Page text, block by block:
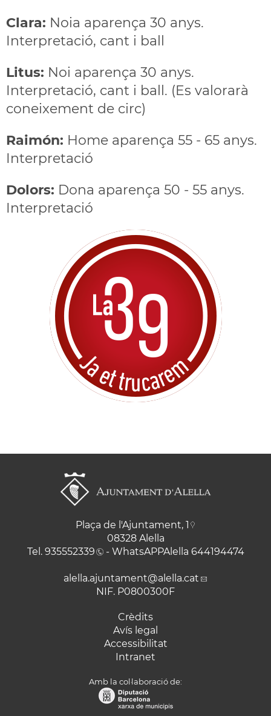
Clara: Noia aparença 30 anys.
Interpretació, cant i ball
Litus: Noi aparença 30 anys.
Interpretació, cant i ball. (Es valorarà
coneixement de circ)
Raimón: Home aparença 55 - 65 anys.
Interpretació
Dolors: Dona aparença 50 - 55 anys.
Interpretació
Plaça de l'Ajuntament, 1
08328 Alella
Tel. 935552339 - WhatsAPPAlella 644194474
alella.ajuntament@alella.cat
NIF. P0800300F
Crèdits
Avís legal
Accessibilitat
Intranet
Amb la col·laboració de: